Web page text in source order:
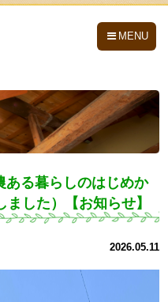
MENU
ある暮らしのはじめか
した）【お知らせ】
2026.05.11